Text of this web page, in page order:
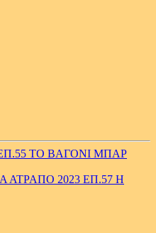
ΤΟ ΒΑΓΟΝΙ ΜΠΑΡ
2023 ΕΠ.57 Η